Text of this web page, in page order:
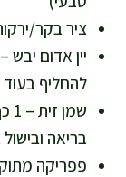
ציר בקר/ירקות – 500 מ"ל (עדיף דל נתרן
להחליף בעוד
בריאה
פפריקה מתוקה – 2